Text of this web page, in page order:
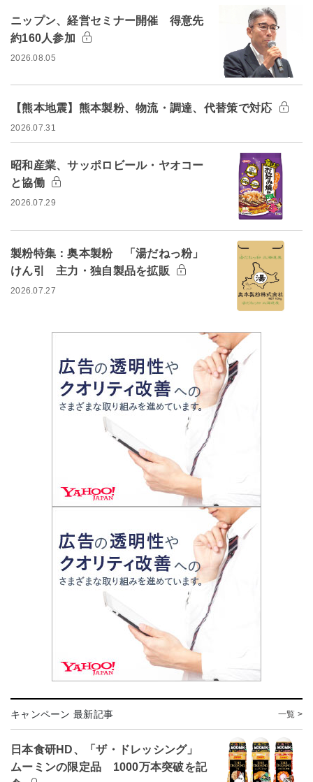
ニップン、経営セミナー開催 得意先
約160人参加
2026.08.05
【熊本地震】熊本製粉、物流・調達、代替策で対応
2026.07.31
昭和産業、サッポロビール・ヤオコー
と協働
2026.07.29
製粉特集：奥本製粉 「湯だねっ粉」
けん引 主力・独自製品を拡販
2026.07.27
キャンペーン 最新記事 一覧 >
日本食研HD、「ザ・ドレッシング」
ムーミンの限定品 1000万本突破を記